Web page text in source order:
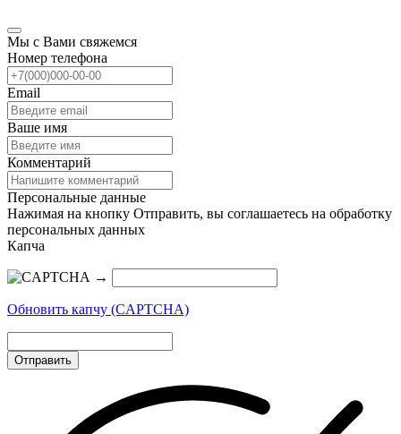
Мы с Вами свяжемся
Номер телефона
Email
Ваше имя
Комментарий
Персональные данные
Нажимая на кнопку Отправить, вы соглашаетесь на обработку
персональных данных
Капча
→
Обновить капчу (CAPTCHA)
Отправить